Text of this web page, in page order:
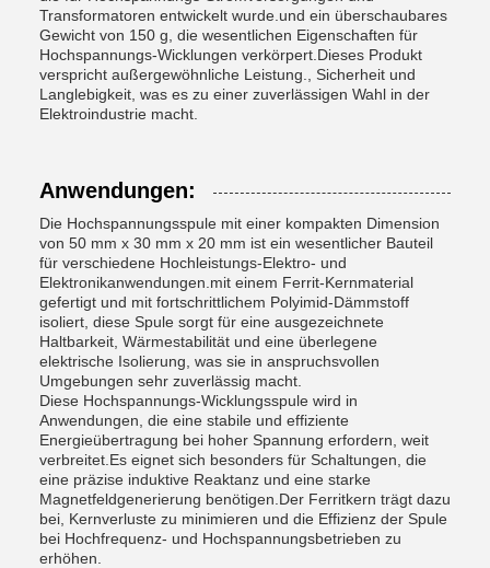
Transformatoren entwickelt wurde.und ein überschaubares
Gewicht von 150 g, die wesentlichen Eigenschaften für
Hochspannungs-Wicklungen verkörpert.Dieses Produkt
verspricht außergewöhnliche Leistung., Sicherheit und
Langlebigkeit, was es zu einer zuverlässigen Wahl in der
Elektroindustrie macht.
Anwendungen:
Die Hochspannungsspule mit einer kompakten Dimension
von 50 mm x 30 mm x 20 mm ist ein wesentlicher Bauteil
für verschiedene Hochleistungs-Elektro- und
Elektronikanwendungen.mit einem Ferrit-Kernmaterial
gefertigt und mit fortschrittlichem Polyimid-Dämmstoff
isoliert, diese Spule sorgt für eine ausgezeichnete
Haltbarkeit, Wärmestabilität und eine überlegene
elektrische Isolierung, was sie in anspruchsvollen
Umgebungen sehr zuverlässig macht.
Diese Hochspannungs-Wicklungsspule wird in
Anwendungen, die eine stabile und effiziente
Energieübertragung bei hoher Spannung erfordern, weit
verbreitet.Es eignet sich besonders für Schaltungen, die
eine präzise induktive Reaktanz und eine starke
Magnetfeldgenerierung benötigen.Der Ferritkern trägt dazu
bei, Kernverluste zu minimieren und die Effizienz der Spule
bei Hochfrequenz- und Hochspannungsbetrieben zu
erhöhen.